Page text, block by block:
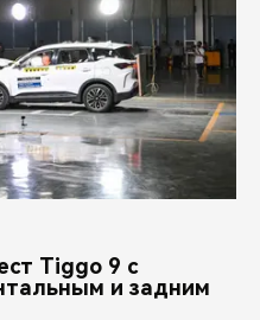
Tiggo 9 с
и задним